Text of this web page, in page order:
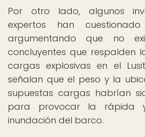
Por otro lado, algunos
expertos han
argumentando que no
concluyentes que respalden
cargas explosivas en el
señalan que el peso y la
supuestas cargas habrían
para provocar la rápida
inundación del barco.